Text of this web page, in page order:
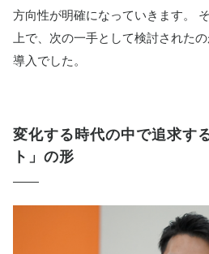
方向性が明確になっていきます。
上で、次の一手として検討された
導入でした。
変化する時代の中で追求す
ト」の形